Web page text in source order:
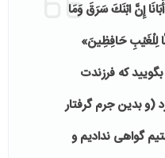
إِنَّ ابْنَكَ سَرَقَ وَمَا
لِلْغَيْبِ حَافِظِينَ»
که فرزندت
(و بدین جرم گرفتار
گواهی ندادیم و